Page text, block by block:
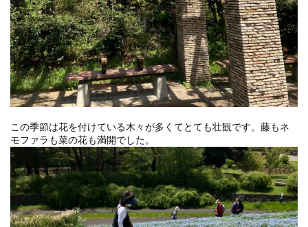
この季節は花を付けている木々が多くてとても壮観です。藤もネ
モファラも菜の花も満開でした。